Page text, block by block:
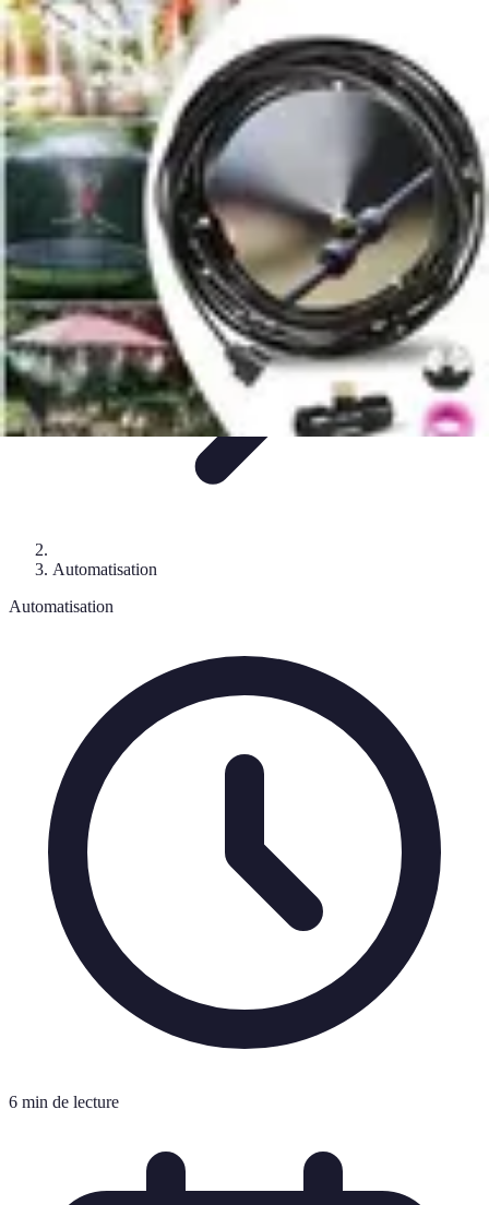
Système Irrigation
Installation
Maintenance Innovations en irrigationInstallation et
RéglagesEntretien et Maintenance
Système Irrigation
Automatisation
Automatisation
6 min de lecture